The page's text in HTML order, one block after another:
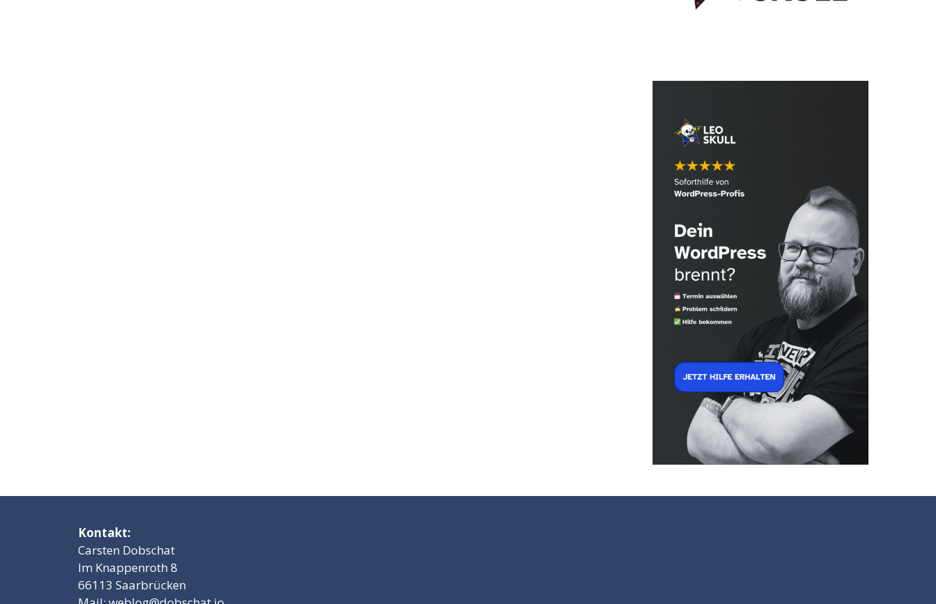
Kontakt:
Carsten Dobschat
Im Knappenroth 8
66113 Saarbrücken